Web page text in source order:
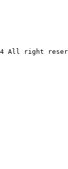
All right